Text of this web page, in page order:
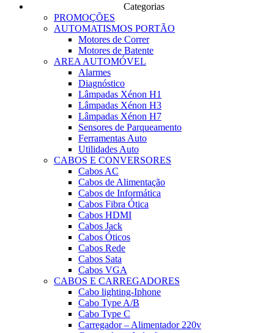
Categorias
PROMOÇÕES
AUTOMATISMOS PORTÃO
Motores de Correr
Motores de Batente
AREA AUTOMÓVEL
Alarmes
Diagnóstico
Lâmpadas Xénon H1
Lâmpadas Xénon H3
Lâmpadas Xénon H7
Sensores de Parqueamento
Ferramentas Auto
Utilidades Auto
CABOS E CONVERSORES
Cabos AC
Cabos de Alimentação
Cabos de Informática
Cabos Fibra Ótica
Cabos HDMI
Cabos Jack
Cabos Óticos
Cabos Rede
Cabos Sata
Cabos VGA
CABOS E CARREGADORES
Cabo lighting-Iphone
Cabo Type A/B
Cabo Type C
Carregador – Alimentador 220v